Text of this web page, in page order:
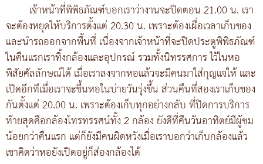
เจ้าหน้าที่พิพิธภัณฑ์บอกเราว่างานจะปิดตอน 21.00 น. เรา
จะต้องหยุดให้บริการตั้งแต่ 20.30 น. เพราะต้องเผื่อเวลาเก็บของ
และนำรถออกจากพื้นที่ เนื่องจากเจ้าหน้าที่จะปิดประตูพิพิธภัณฑ์
ในคืนแรกเราทิ้งกล้องและอุปกรณ์ รวมทั้งนิทรรศการ ไว้ในหอ
พิสัยศัลลักษณ์ได้ เมื่อเราลงจากหอแล้วจะมีคนมาใส่กุญแจให้ และ
เปิดอีกทีเมื่อเราจะขึ้นหอในบ่ายวันรุ่งขึ้น ส่วนคืนที่สองเราเก็บของ
กันตั้งแต่ 20.00 น. เพราะต้องเก็บทุกอย่างกลับ ที่ปิดการบริการ
ท้ายสุดคือกล้องโทรทรรศน์ทั้ง 2 กล้อง ยังดีที่คืนวันอาทิตย์มีผู้ชม
น้อยกว่าคืนแรก แต่ก็ยังมีคนผิดหวังเมื่อเราบอกว่าเก็บกล้องแล้ว
เขาคิดว่าหอยังเปิดอยู่ก็ส่องกล้องได้